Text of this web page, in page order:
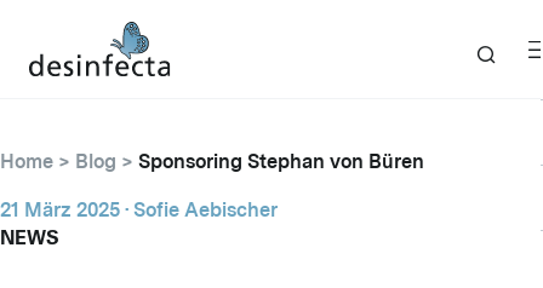
Home Blog Sponsoring Stephan von Büren
21 März 2025 · Sofie Aebischer
NEWS